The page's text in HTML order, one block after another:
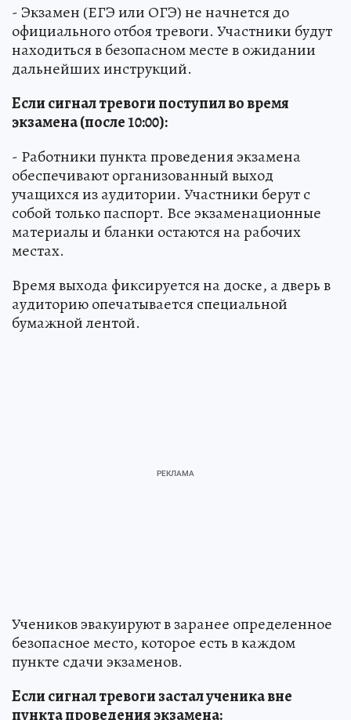
- Экзамен (ЕГЭ или ОГЭ) не начнется до
официального отбоя тревоги. Участники будут
находиться в безопасном месте в ожидании
дальнейших инструкций.
Если сигнал тревоги поступил во время
экзамена (после 10:00):
- Работники пункта проведения экзамена
обеспечивают организованный выход
учащихся из аудитории. Участники берут с
собой только паспорт. Все экзаменационные
материалы и бланки остаются на рабочих
местах.
Время выхода фиксируется на доске, а дверь в
аудиторию опечатывается специальной
бумажной лентой.
Учеников эвакуируют в заранее определенное
безопасное место, которое есть в каждом
пункте сдачи экзаменов.
Если сигнал тревоги застал ученика вне
пункта проведения экзамена: